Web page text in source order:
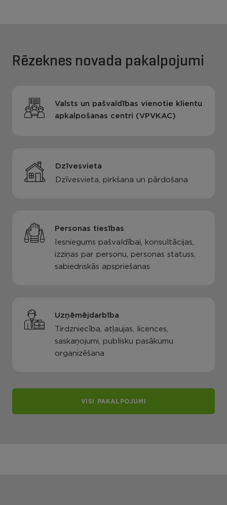
Rēzeknes novada pakalpojumi
Valsts un pašvaldības vienotie klientu
apkalpošanas centri (VPVKAC)
Dzīvesvieta
Dzīvesvieta, pirkšana un pārdošana
Personas tiesības
Iesniegums pašvaldībai, konsultācijas,
izziņas par personu, personas statuss,
sabiedriskās apspriešanas
Uzņēmējdarbība
Tirdzniecība, atļaujas, licences,
saskaņojumi, publisku pasākumu
organizēšana
VISI PAKALPOJUMI